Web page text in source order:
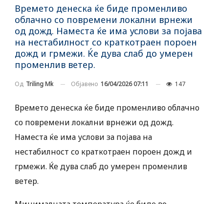
Времето денеска ќе биде променливо
облачно со повремени локални врнежи
од дожд. Наместа ќе има услови за појава
на нестабилност со краткотраен пороен
дожд и грмежи. Ќе дува слаб до умерен
променлив ветер.
Од Triling Mk Објавено 16/04/2026 07:11 147
Времето денеска ќе биде променливо облачно
со повремени локални врнежи од дожд.
Наместа ќе има услови за појава на
нестабилност со краткотраен пороен дожд и
грмежи. Ќе дува слаб до умерен променлив
ветер.